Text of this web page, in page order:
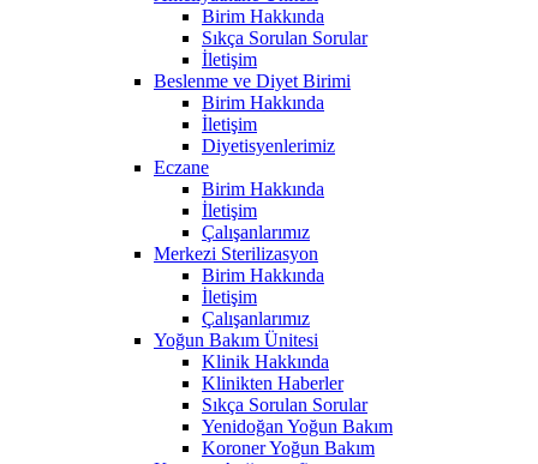
Birim Hakkında
Sıkça Sorulan Sorular
İletişim
Beslenme ve Diyet Birimi
Birim Hakkında
İletişim
Diyetisyenlerimiz
Eczane
Birim Hakkında
İletişim
Çalışanlarımız
Merkezi Sterilizasyon
Birim Hakkında
İletişim
Çalışanlarımız
Yoğun Bakım Ünitesi
Klinik Hakkında
Klinikten Haberler
Sıkça Sorulan Sorular
Yenidoğan Yoğun Bakım
Koroner Yoğun Bakım